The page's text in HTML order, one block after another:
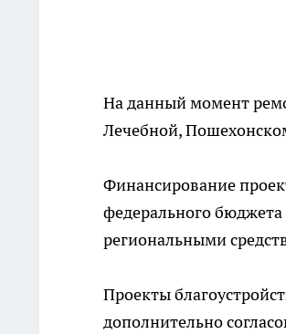
На данный момент
Лечебной,
Финансирование
федерального
региональными
Проекты
дополнительно